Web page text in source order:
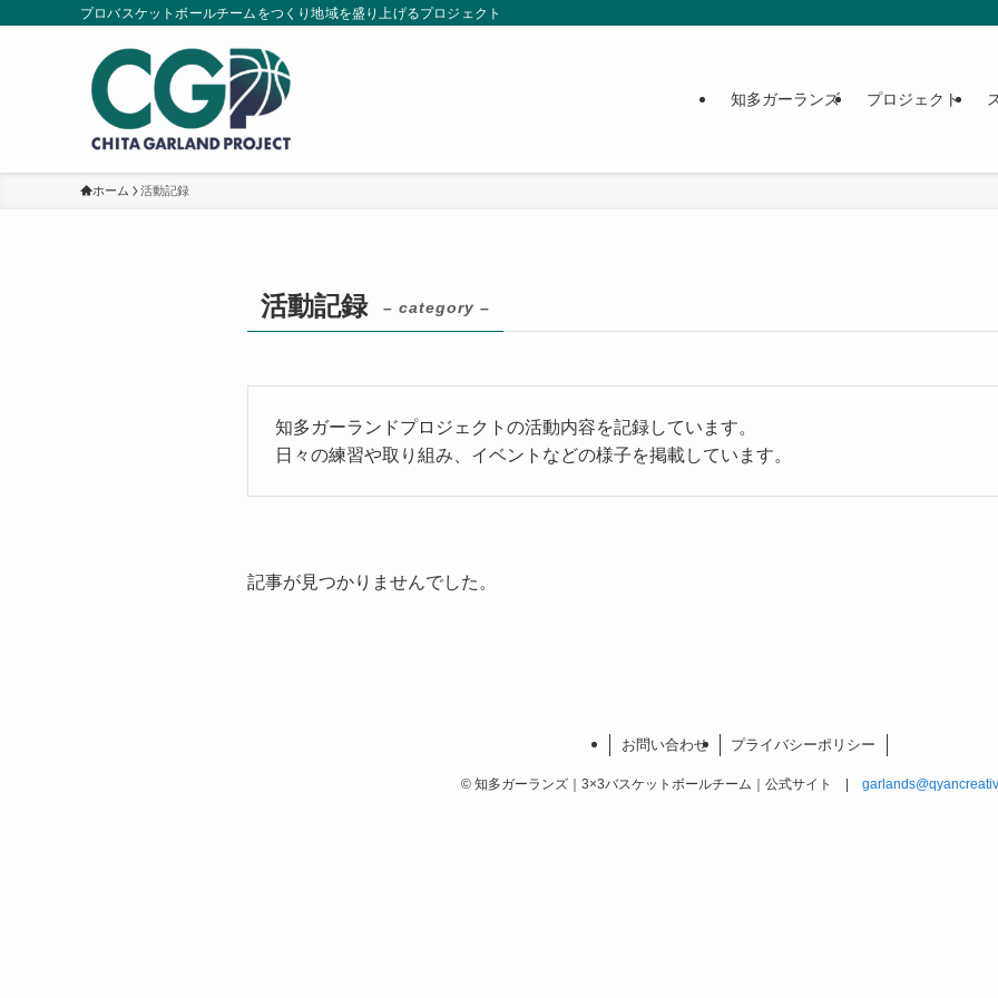
プロバスケットボールチームをつくり地域を盛り上げるプロジェクト
知多ガーランズ プロジェクト
ホーム 活動記録
活動記録 – category –
知多ガーランドプロジェクトの活動内容を記録しています。
日々の練習や取り組み、イベントなどの様子を掲載しています。
記事が見つかりませんでした。
お問い合わせ プライバシーポリシー
© 知多ガーランズ｜3×3バスケットボールチーム｜公式サイト |